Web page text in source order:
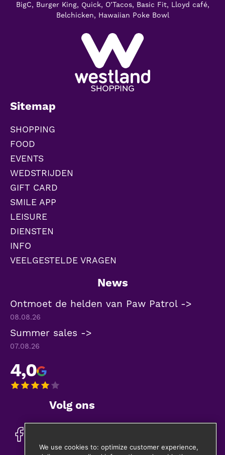
BigC, Burger King, Quick, O’Tacos, Basic Fit, Lloyd café,
Belchicken, Hawaiian Poke Bowl
Sitemap
SHOPPING
FOOD
EVENTS
WEDSTRIJDEN
GIFT CARD
SMILE APP
LEISURE
DIENSTEN
INFO
VEELGESTELDE VRAGEN
News
Ontmoet de helden van Paw Patrol ->
08.08.26
Summer sales ->
07.08.26
4,0
Volg ons
We use cookies to: optimize customer experience,